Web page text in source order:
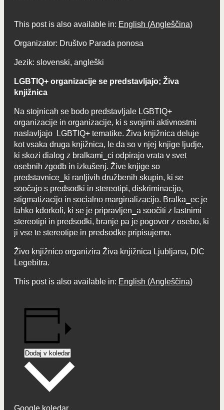
This post is also available in: English (Angleščina)
Organizator: Društvo Parada ponosa
Jezik: slovenski, angleški
LGBTIQ+ organizacije se predstavljajo; Živa
knjižnica
Na stojnicah se bodo predstavljale LGBTIQ+
organizacije in organizacije, ki s svojimi aktivnostmi
naslavljajo LGBTIQ+ tematike. Živa knjižnica deluje
kot vsaka druga knjižnica, le da so v njej knjige ljudje,
ki skozi dialog z bralkami_ci odpirajo vrata v svet
osebnih zgodb in izkušenj. Žive knjige so
predstavnice_ki ranljivih družbenih skupin, ki se
soočajo s predsodki in stereotipi, diskriminacijo,
stigmatizacijo in socialno marginalizacijo. Bralka_ec je
lahko kdorkoli, ki se je pripravljen_a soočiti z lastnimi
stereotipi in predsodki, branje pa je pogovor z osebo, ki
ji vse te stereotipe in predsodke pripisujemo.
Živo knjižnico organizira Živa knjižnica Ljubljana, DIC
Legebitra.
This post is also available in: English (Angleščina)
Dodaj v koledar
Google koledar